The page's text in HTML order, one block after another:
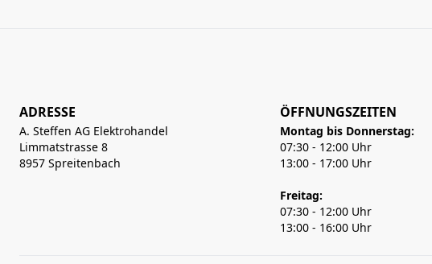
ADRESSE
A. Steffen AG Elektrohandel
Limmatstrasse 8
8957 Spreitenbach
ÖFFNUNGSZEITEN
Montag bis Donnerstag:
07:30 - 12:00 Uhr
13:00 - 17:00 Uhr
Freitag:
07:30 - 12:00 Uhr
13:00 - 16:00 Uhr